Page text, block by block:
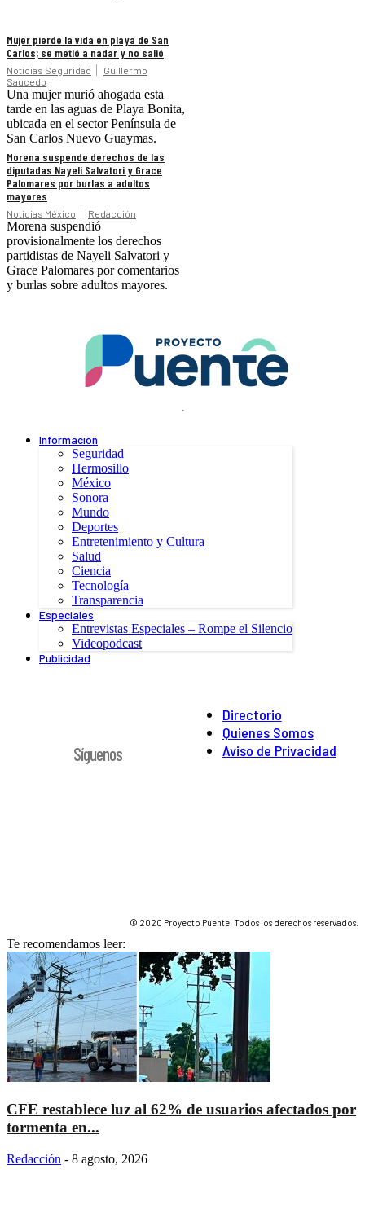
Mujer pierde la vida en playa de San
Carlos; se metió a nadar y no salió
Noticias Seguridad
Guillermo
Saucedo
Una mujer murió ahogada esta
tarde en las aguas de Playa Bonita,
ubicada en el sector Península de
San Carlos Nuevo Guaymas.
Morena suspende derechos de las
diputadas Nayeli Salvatori y Grace
Palomares por burlas a adultos
mayores
Noticias México Redacción
Morena suspendió
provisionalmente los derechos
partidistas de Nayeli Salvatori y
Grace Palomares por comentarios
y burlas sobre adultos mayores.
.
Información
Seguridad
Hermosillo
México
Sonora
Mundo
Deportes
Entretenimiento y Cultura
Salud
Ciencia
Tecnología
Transparencia
Especiales
Entrevistas Especiales – Rompe el Silencio
Videopodcast
Publicidad
Directorio
Quienes Somos
Aviso de Privacidad
Síguenos
© 2020 Proyecto Puente. Todos los derechos reservados.
Te recomendamos leer:
CFE restablece luz al 62% de usuarios afectados por
tormenta en...
Redacción - 8 agosto, 2026